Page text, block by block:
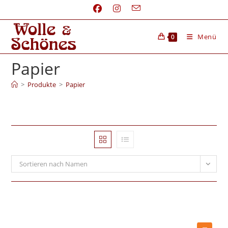
0 Menü
Papier
> Produkte > Papier
Sortieren nach Namen